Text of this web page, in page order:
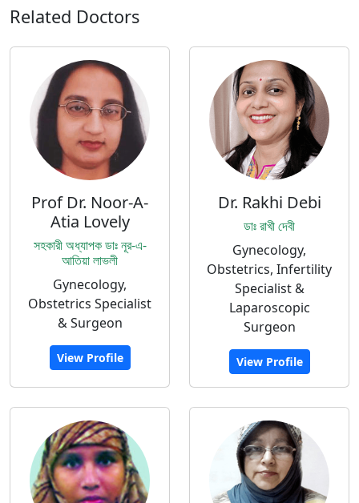
Related Doctors
Prof Dr. Noor-A-
Atia Lovely
সহকারী অধ্যাপক ডাঃ নূর-এ-
আতিয়া লাভলী
Gynecology,
Obstetrics Specialist
& Surgeon
View Profile
Dr. Rakhi Debi
ডাঃ রাখী দেবী
Gynecology,
Obstetrics, Infertility
Specialist &
Laparoscopic
Surgeon
View Profile